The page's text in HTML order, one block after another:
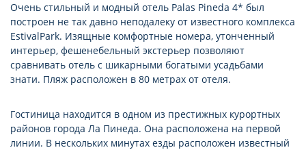
Очень стильный и модный отель Palas Pineda 4* был
построен не так давно неподалеку от известного комплекса
EstivalPark. Изящные комфортные номера, утонченный
интерьер, фешенебельный экстерьер позволяют
сравнивать отель с шикарными богатыми усадьбами
знати. Пляж расположен в 80 метрах от отеля.
Гостиница находится в одном из престижных курортных
районов города Ла Пинеда. Она расположена на первой
линии. В нескольких минутах езды расположен известный